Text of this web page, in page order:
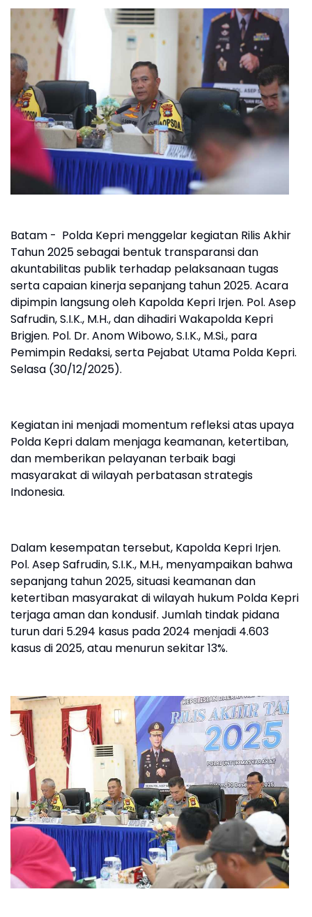
Batam - Polda Kepri menggelar kegiatan Rilis Akhir
Tahun 2025 sebagai bentuk transparansi dan
akuntabilitas publik terhadap pelaksanaan tugas
serta capaian kinerja sepanjang tahun 2025. Acara
dipimpin langsung oleh Kapolda Kepri Irjen. Pol. Asep
Safrudin, S.I.K., M.H., dan dihadiri Wakapolda Kepri
Brigjen. Pol. Dr. Anom Wibowo, S.I.K., M.Si., para
Pemimpin Redaksi, serta Pejabat Utama Polda Kepri.
Selasa (30/12/2025).
Kegiatan ini menjadi momentum refleksi atas upaya
Polda Kepri dalam menjaga keamanan, ketertiban,
dan memberikan pelayanan terbaik bagi
masyarakat di wilayah perbatasan strategis
Indonesia.
Dalam kesempatan tersebut, Kapolda Kepri Irjen.
Pol. Asep Safrudin, S.I.K., M.H., menyampaikan bahwa
sepanjang tahun 2025, situasi keamanan dan
ketertiban masyarakat di wilayah hukum Polda Kepri
terjaga aman dan kondusif. Jumlah tindak pidana
turun dari 5.294 kasus pada 2024 menjadi 4.603
kasus di 2025, atau menurun sekitar 13%.